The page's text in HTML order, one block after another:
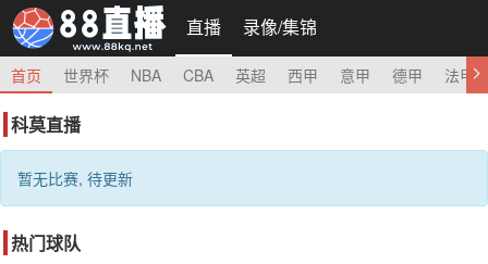
直播 录像/集锦
首页 世界杯 NBA CBA 英超 西甲 意甲 德甲 法甲
科莫直播
暂无比赛, 待更新
热门球队